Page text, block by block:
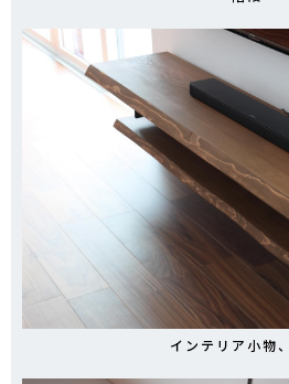
インテリア小物